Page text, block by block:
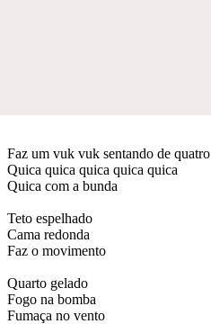
Faz um vuk vuk sentando de quatro
Quica quica quica quica quica
Quica com a bunda
Teto espelhado
Cama redonda
Faz o movimento
Quarto gelado
Fogo na bomba
Fumaça no vento